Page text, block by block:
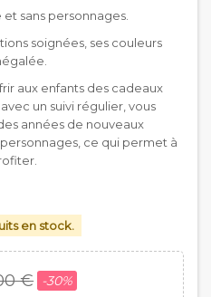
sans personnages.
soignées, ses couleurs
aux enfants des cadeaux
un suivi régulier, vous
années de nouveaux
ce qui permet à
en stock.
€ -30%